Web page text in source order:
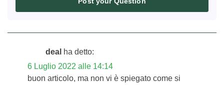
deal ha detto:
6 Luglio 2022 alle 14:14
buon articolo, ma non vi è spiegato come si